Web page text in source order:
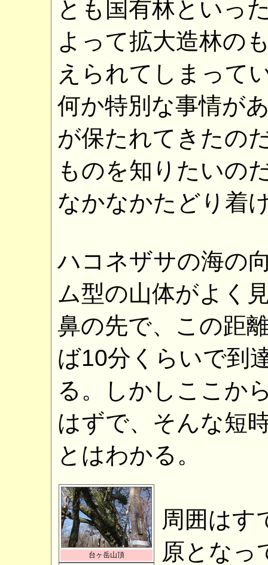
とも国有林といっ
よって拡大造林の
えられてしまって
何か特別な事情が
が保たれてきたの
ものを知りたいの
なかなかたどり着
ハコネザサの海の
ム型の山体がよく
鼻の先で、この距
ば10分くらいで到
る。しかしここか
はずで、そんな短
とはわかる。
台ヶ岳山頂
周囲はす
原となっ